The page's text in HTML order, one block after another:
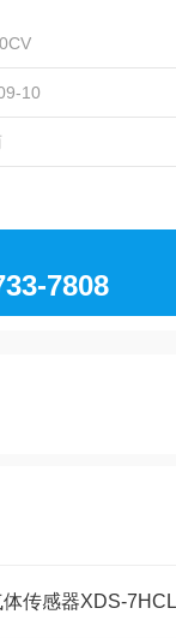
）和直流
10
7808
传感器XDS-